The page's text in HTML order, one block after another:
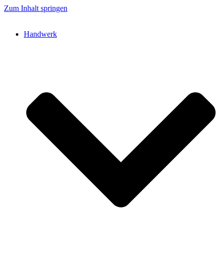
Zum Inhalt springen
Handwerk